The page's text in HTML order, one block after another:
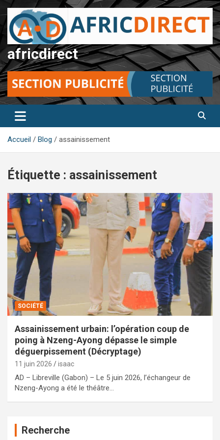
Aller
au
contenu
africdirect
Accueil Blog assainissement
Étiquette : assainissement
SOCIÉTÉ
Assainissement urbain: l’opération coup de
poing à Nzeng-Ayong dépasse le simple
déguerpissement (Décryptage)
11 juin 2026 isaac
AD – Libreville (Gabon) – Le 5 juin 2026, l’échangeur de
Nzeng-Ayong a été le théâtre…
Recherche